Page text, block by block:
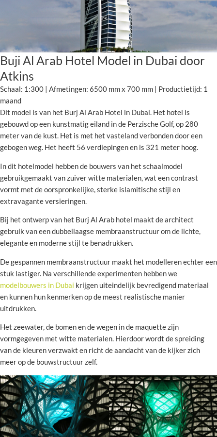
Buji Al Arab Hotel Model in Dubai door
Atkins
Schaal: 1:300 | Afmetingen: 6500 mm x 700 mm | Productietijd: 1
maand
Dit model is van het Burj Al Arab Hotel in Dubai. Het hotel is
gebouwd op een kunstmatig eiland in de Perzische Golf, op 280
meter van de kust. Het is met het vasteland verbonden door een
gebogen weg. Het heeft 56 verdiepingen en is 321 meter hoog.
In dit hotelmodel hebben de bouwers van het schaalmodel
gebruikgemaakt van zuiver witte materialen, wat een contrast
vormt met de oorspronkelijke, sterke islamitische stijl en
extravagante versieringen.
Bij het ontwerp van het Burj Al Arab hotel maakt de architect
gebruik van een dubbellaagse membraanstructuur om de lichte,
elegante en moderne stijl te benadrukken.
De gespannen membraanstructuur maakt het modelleren echter een
stuk lastiger. Na verschillende experimenten hebben we
modelbouwers in Dubai krijgen uiteindelijk bevredigend materiaal
en kunnen hun kenmerken op de meest realistische manier
uitdrukken.
Het zeewater, de bomen en de wegen in de maquette zijn
vormgegeven met witte materialen. Hierdoor wordt de spreiding
van de kleuren verzwakt en richt de aandacht van de kijker zich
meer op de bouwstructuur zelf.